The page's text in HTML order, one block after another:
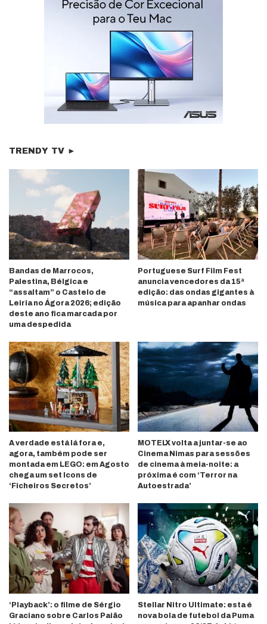
TRENDY TV ►
Bandas de Marrocos,
Palestina, Bélgica e
“assaltam” o Castelo de
Leiria no Ágora 2026; edição
deste ano fica marcada por
uma despedida
Portuguese Surf Film Fest
anuncia vencedores da 15ª
edição: das ondas gigantes à
música para apanhar ondas
A verdade está lá fora e,
agora, também pode ser
montada em LEGO: em Agosto
chega um set Icons de
‘Ficheiros Secretos’
MOTELX volta a juntar-se ao
Cinema Nimas para sessões
de cinema à meia-noite: a
próxima é com ‘Terror na
Autoestrada’
‘Playback’: o filme de Sérgio
Graciano sobre Carlos Paião
Stellar Nitro Ultimate: esta é
nova bola de futebol da Puma